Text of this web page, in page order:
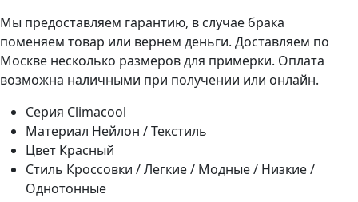
Мы предоставляем гарантию, в случае брака
поменяем товар или вернем деньги. Доставляем по
Москве несколько размеров для примерки. Оплата
возможна наличными при получении или онлайн.
Серия Climacool
Материал Нейлон / Текстиль
Цвет Красный
Стиль Кроссовки / Легкие / Модные / Низкие /
Однотонные